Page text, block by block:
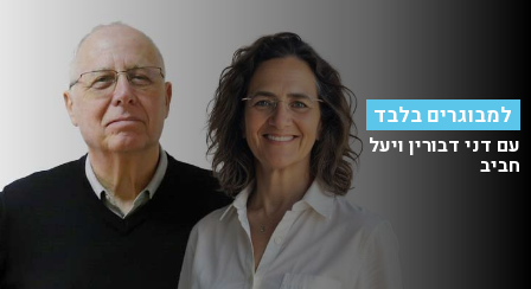
למבוגרים בלבד
עם דני דבורין ויעל
חביב